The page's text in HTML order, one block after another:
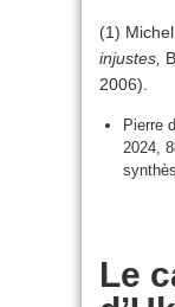
(1) Michel
injustes,
2006).
Pierre
2024,
Le